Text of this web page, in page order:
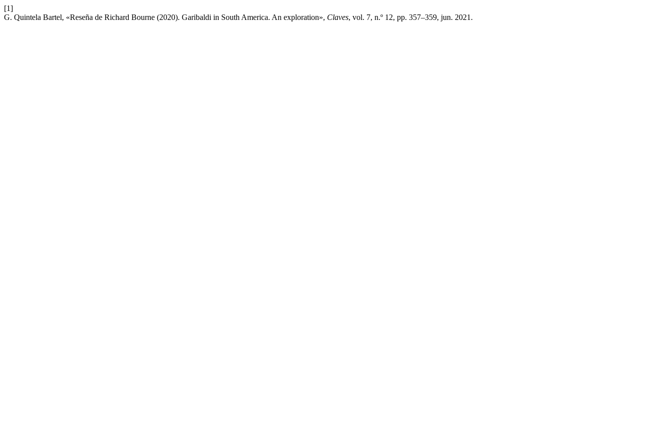
[1]
G. Quintela Bartel, «Reseña de Richard Bourne (2020). Garibaldi in South America. An exploration», Claves, vol. 7, n.º 12, pp. 357–359, jun. 2021.